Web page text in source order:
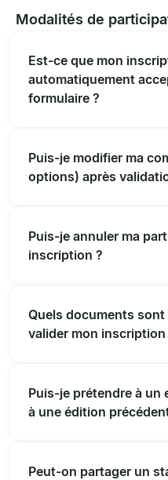
Modalités de
Est-ce que mon
automatiquement
formulaire ?
Puis-je modifier ma
options) après
Puis-je annuler ma
inscription ?
Quels documents
valider mon inscription
Puis-je prétendre à un
à une édition
Peut-on partager un